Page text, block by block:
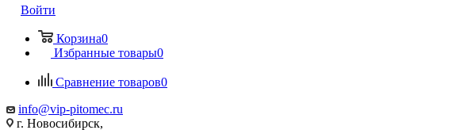
Войти
Корзина0
Избранные товары0
Сравнение товаров0
info@vip-pitomec.ru
г. Новосибирск,